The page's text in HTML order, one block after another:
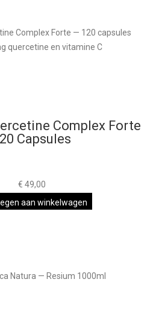
Complex Forte
Capsules
€ 49,00
aan winkelwagen